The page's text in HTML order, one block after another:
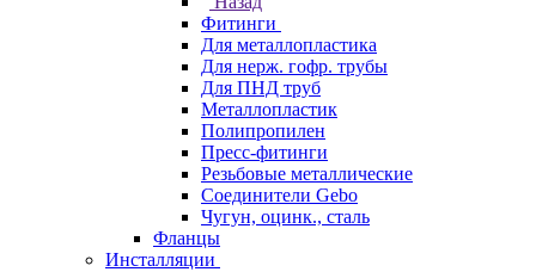
Фитинги
Для металлопластика
Для нерж. гофр. трубы
Для ПНД труб
Металлопластик
Полипропилен
Пресс-фитинги
Резьбовые металлические
Соединители Gebo
Чугун, оцинк., сталь
Фланцы
Инсталляции